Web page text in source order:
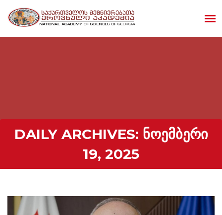
DAILY ARCHIVES: ᲜᲝᲔᲛᲑᲔᲠᲘ
19, 2025